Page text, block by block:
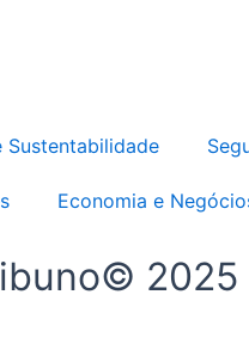
Sustentabilidade
Economia e